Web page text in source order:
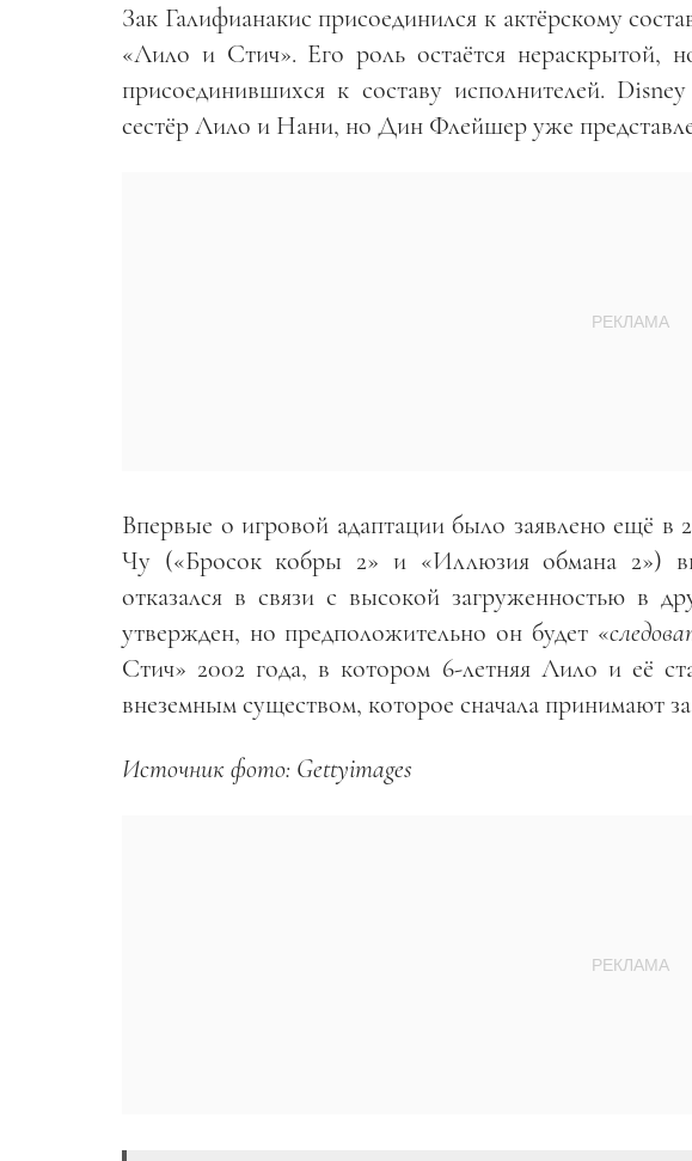
Зак Галифианакис присоединился к актёрскому
«Лило и Стич». Его роль остаётся нераскрытой,
присоединившихся к составу исполнителей.
сестёр Лило и Нани, но Дин Флейшер уже
Впервые о игровой адаптации было заявлено ещё в
Чу («Бросок кобры 2» и «Иллюзия обмана 2»)
отказался в связи с высокой загруженностью в
утвержден, но предположительно он будет «
Стич» 2002 года, в котором 6-летняя Лило и её
внеземным существом, которое сначала принимают
Источник фото: Gettyimages